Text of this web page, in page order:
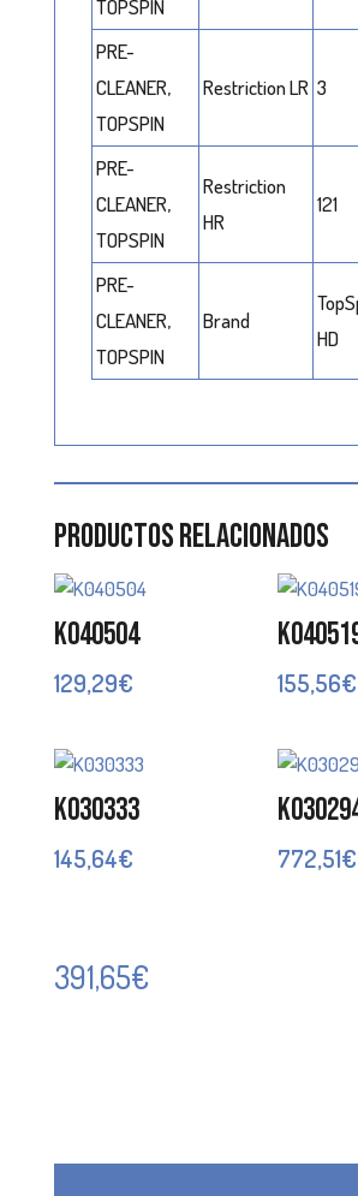
TOPSPIN
PRE-
CLEANER,
TOPSPIN
Restriction LR 3
PRE-
CLEANER,
TOPSPIN
Restriction
HR
121
PRE-
CLEANER,
TOPSPIN
Brand
HD
Productos relacionados
K040504
129,29€ 155,56€
K030333
145,64€ 772,51€
391,65€